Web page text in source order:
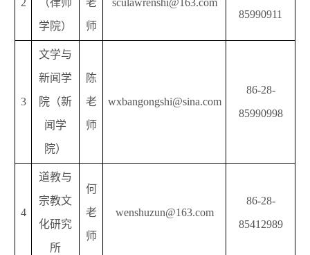
2
（律师
学院）
老
师
sculawrenshi@163.com
85990911
3
文学与
新闻学
院（新
闻学
院）
陈
老
师
wxbangongshi@sina.com
86-28-
85990998
4
道教与
宗教文
化研究
所
何
老
师
wenshuzun@163.com
86-28-
85412989